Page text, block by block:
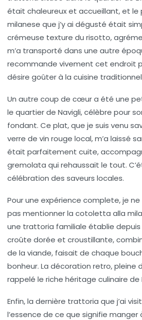
était chaleureux et accueillant, et le
milanese que j’y ai dégusté était
crémeuse texture du risotto,
m’a transporté dans une autre
recommande vivement cet endroit
désire goûter à la cuisine
Un autre coup de cœur a été une
le quartier de Navigli, célèbre pour
fondant. Ce plat, que je suis venu
verre de vin rouge local, m’a laissé
était parfaitement cuite,
gremolata qui rehaussait le tout.
célébration des saveurs locales.
Pour une expérience complete, je
pas mentionner la cotoletta alla
une trattoria familiale établie depuis
croûte dorée et croustillante,
de la viande, faisait de chaque
bonheur. La décoration retro, pleine
rappelé le riche héritage culinaire de
Enfin, la dernière trattoria que j’ai
l’essence de ce que signifie manger